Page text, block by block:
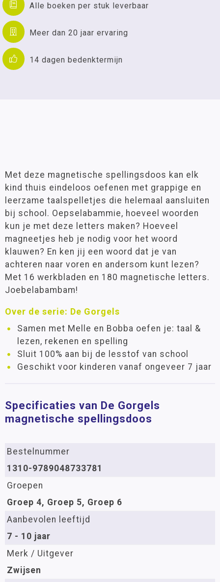
Alle boeken per stuk leverbaar
Meer dan 20 jaar ervaring
14 dagen bedenktermijn
Met deze magnetische spellingsdoos kan elk
kind thuis eindeloos oefenen met grappige en
leerzame taalspelletjes die helemaal aansluiten
bij school. Oepselabammie, hoeveel woorden
kun je met deze letters maken? Hoeveel
magneetjes heb je nodig voor het woord
klauwen? En ken jij een woord dat je van
achteren naar voren en andersom kunt lezen?
Met 16 werkbladen en 180 magnetische letters.
Joebelabambam!
Over de serie: De Gorgels
Samen met Melle en Bobba oefen je: taal &
lezen, rekenen en spelling
Sluit 100% aan bij de lesstof van school
Geschikt voor kinderen vanaf ongeveer 7 jaar
Specificaties van De Gorgels
magnetische spellingsdoos
Bestelnummer
1310-9789048733781
Groepen
Groep 4, Groep 5, Groep 6
Aanbevolen leeftijd
7 - 10 jaar
Merk / Uitgever
Zwijsen